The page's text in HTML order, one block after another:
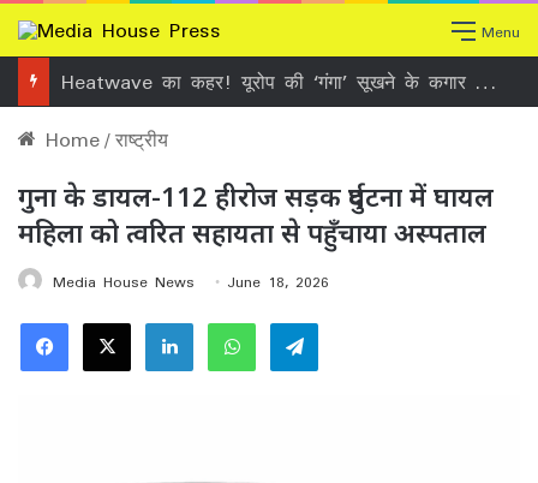
Menu
“नए अग्निशमन वाहनों का लोकार्पण” कार्यक्रम में सम्मिलित हुए मुख्यमंत्री हेमन्त सोरेन।
Home/राष्ट्रीय
गुना के डायल-112 हीरोज सड़क दुर्घटना में घायल
महिला को त्वरित सहायता से पहुँचाया अस्पताल
Media House News June 18, 2026
Facebook
X LinkedInWhatsAppTelegram